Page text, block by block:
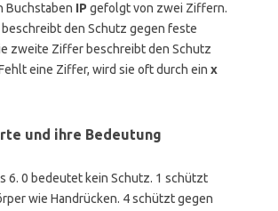
Buchstaben IP gefolgt von zwei Ziffern.
den Schutz gegen feste
zweite Ziffer beschreibt den Schutz
eine Ziffer, wird sie oft durch ein x
und ihre Bedeutung
6. 0 bedeutet kein Schutz. 1 schützt
wie Handrücken. 4 schützt gegen